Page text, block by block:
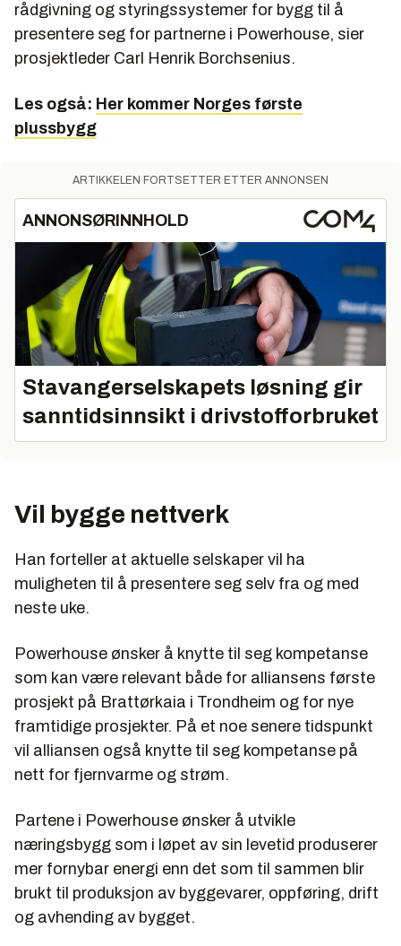
rådgivning og styringssystemer for bygg til å
presentere seg for partnerne i Powerhouse, sier
prosjektleder Carl Henrik Borchsenius.
Les også: Her kommer Norges første
plussbygg
ARTIKKELEN FORTSETTER ETTER ANNONSEN
ANNONSØRINNHOLD
Stavangerselskapets løsning gir
sanntidsinnsikt i drivstofforbruket
Vil bygge nettverk
Han forteller at aktuelle selskaper vil ha
muligheten til å presentere seg selv fra og med
neste uke.
Powerhouse ønsker å knytte til seg kompetanse
som kan være relevant både for alliansens første
prosjekt på Brattørkaia i Trondheim og for nye
framtidige prosjekter. På et noe senere tidspunkt
vil alliansen også knytte til seg kompetanse på
nett for fjernvarme og strøm.
Partene i Powerhouse ønsker å utvikle
næringsbygg som i løpet av sin levetid produserer
mer fornybar energi enn det som til sammen blir
brukt til produksjon av byggevarer, oppføring, drift
og avhending av bygget.